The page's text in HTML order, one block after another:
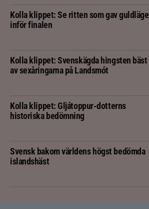
Kolla klippet: Se ritten som gav guldläge
inför finalen
Kolla klippet: Svenskägda hingsten bäst
av sexåringarna på Landsmót
Kolla klippet: Gljátoppur-dotterns
historiska bedömning
Svensk bakom världens högst bedömda
islandshäst